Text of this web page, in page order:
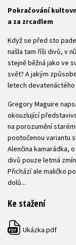
Pokračování
a za zrcadlem
Když se před sto
našla tam říši divů, v
stejně běžná jako ve
svět? A jakým
letech devatenáctého
Gregory Maguire
okouzlující
na porozumění
pootočenou variantu
Alenčina kamarádka,
divů pouze letmá
Přichází ale maličko
dolů...
Ke stažení
PDF Ukázka.pdf